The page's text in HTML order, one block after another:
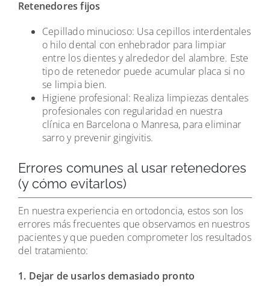
Retenedores fijos
Cepillado minucioso: Usa cepillos interdentales
o hilo dental con enhebrador para limpiar
entre los dientes y alrededor del alambre. Este
tipo de retenedor puede acumular placa si no
se limpia bien.
Higiene profesional: Realiza limpiezas dentales
profesionales con regularidad en nuestra
clínica en Barcelona o Manresa, para eliminar
sarro y prevenir gingivitis.
Errores comunes al usar retenedores
(y cómo evitarlos)
En nuestra experiencia en ortodoncia, estos son los
errores más frecuentes que observamos en nuestros
pacientes y que pueden comprometer los resultados
del tratamiento:
1. Dejar de usarlos demasiado pronto